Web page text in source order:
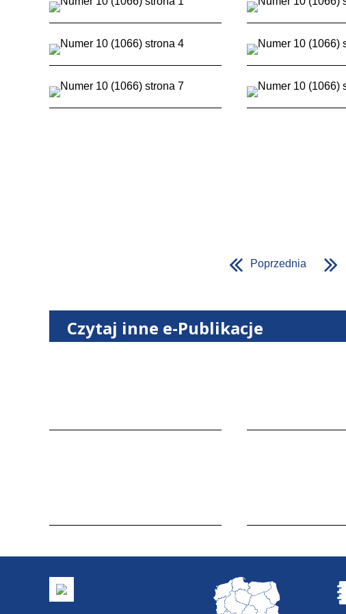
Poprzednia
Czytaj inne e-Publikacje